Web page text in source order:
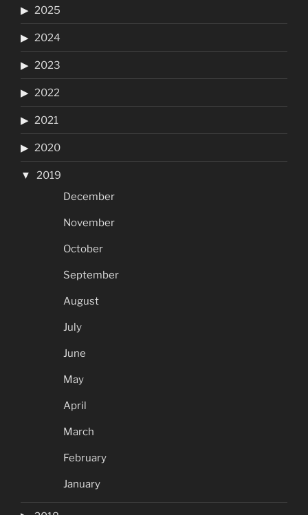
2025
2024
2023
2022
2021
2020
2019
December
November
October
September
August
July
June
May
April
March
February
January